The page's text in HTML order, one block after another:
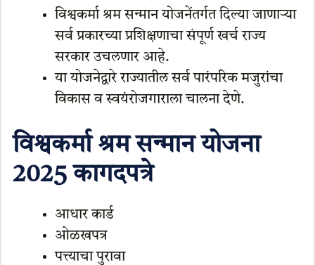
विश्वकर्मा श्रम सन्मान योजनेंतर्गत दिल्या जाणाऱ्या
सर्व प्रकारच्या प्रशिक्षणाचा संपूर्ण खर्च राज्य
सरकार उचलणार आहे.
या योजनेद्वारे राज्यातील सर्व पारंपरिक मजुरांचा
विकास व स्वयंरोजगाराला चालना देणे.
विश्वकर्मा श्रम सन्मान योजना
2025 कागदपत्रे
आधार कार्ड
ओळखपत्र
पत्त्याचा पुरावा